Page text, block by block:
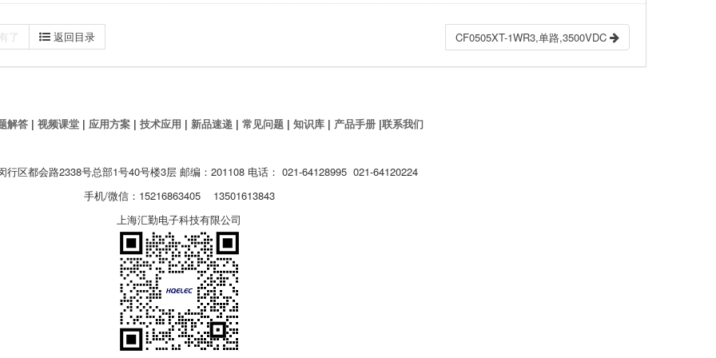
了 返回目录 CF0505XT-1WR3,单路,3500VDC
解答| 视频课堂| 应用方案| 技术应用 | 新品速递 | 常见问题| 知识库| 产品手册|联系我们
行区都会路2338号总部1号40号楼3层 邮编：201108 电话： 021-64128995 021-64120224
手机/微信：15216863405 13501613843
上海汇勤电子科技有限公司